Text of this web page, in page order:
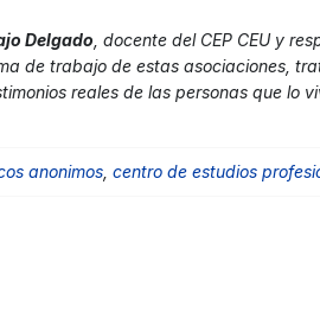
Delgado , docente del CEP CEU y
de trabajo de estas asociaciones,
reales de las personas que lo
anonimos centro de estudios